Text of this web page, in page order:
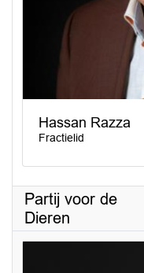
Hassan Razza
Fractielid
Partij voor de
Dieren